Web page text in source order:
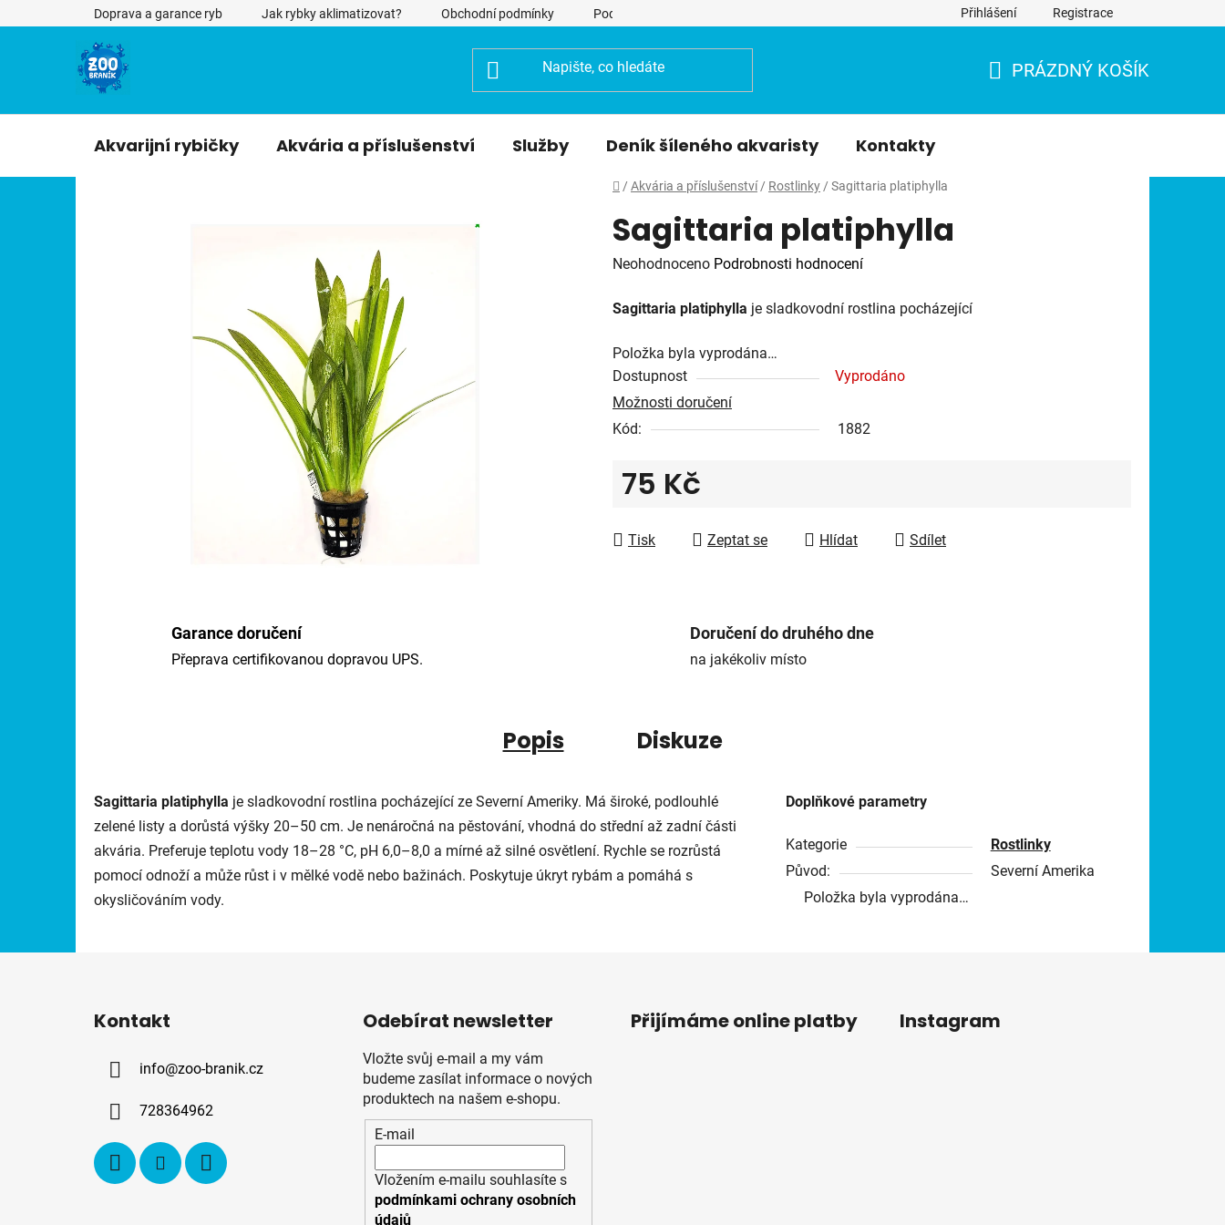
na
Doprava a garance ryb Jak rybky aklimatizovat? Obchodní podmínky Podmínky ochrany osobních údajů Přihlášení Registrace
PRÁZDNÝ KOŠÍK
Akvarijní rybičky Akvária a příslušenství Služby Deník šíleného akvaristy Kontakty
Domů
/ Akvária a příslušenství / Rostlinky / Sagittaria platiphylla
Sagittaria platiphylla
Průměrné
produktu
0,0
z
5
hvězdiček.
Neohodnoceno Podrobnosti hodnocení
Sagittaria platiphylla je sladkovodní rostlina pocházející
Položka byla vyprodána…
Dostupnost
Vyprodáno
Možnosti doručení
Kód:
1882
75 Kč
Tisk
Zeptat se Hlídat Sdílet
Garance doručení
Přeprava certifikovanou dopravou UPS.
Doručení do druhého dne
na jakékoliv místo
Popis Diskuze
Sagittaria platiphylla je sladkovodní rostlina pocházející ze Severní Ameriky. Má široké, podlouhlé
zelené listy a dorůstá výšky 20–50 cm. Je nenáročná na pěstování, vhodná do střední až zadní části
akvária. Preferuje teplotu vody 18–28 °C, pH 6,0–8,0 a mírné až silné osvětlení. Rychle se rozrůstá
pomocí odnoží a může růst i v mělké vodě nebo bažinách. Poskytuje úkryt rybám a pomáhá s
okysličováním vody.
Doplňkové parametry
Kategorie
Rostlinky
Původ:
Severní Amerika
Položka byla vyprodána…
Kontakt
info@zoo-branik.cz
728364962
Odebírat newsletter
Vložte svůj e-mail a my vám
budeme zasílat informace o nových
produktech na našem e-shopu.
E-mail
Vložením e-mailu souhlasíte s
podmínkami ochrany osobních
údajů
Přijímáme online platby Instagram